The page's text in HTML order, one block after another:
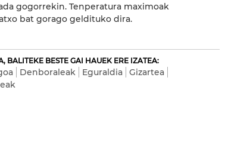
gogorrekin. Tenperatura maximoak
bat gorago geldituko dira.
BALITEKE BESTE GAI HAUEK ERE IZATEA:
Denboraleak Eguraldia
Gizartea